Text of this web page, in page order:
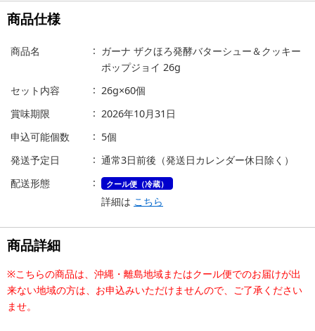
商品仕様
商品名
ガーナ ザクほろ発酵バターシュー＆クッキー
ポップジョイ 26g
セット内容
26g×60個
賞味期限
2026年10月31日
申込可能個数
5個
発送予定日
通常3日前後（発送日カレンダー休日除く）
配送形態
クール便（冷蔵）
詳細は こちら
商品詳細
※こちらの商品は、沖縄・離島地域またはクール便でのお届けが出
来ない地域の方は、お申込みいただけませんので、ご了承ください
ませ。